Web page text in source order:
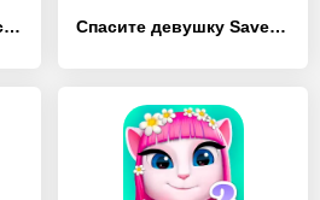
Human Run - [MOD Бесконечные монеты] Спасите девушку Save the Girl - [MOD Много денег]